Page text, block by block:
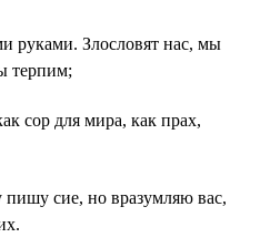
руками. Злословят нас, мы
терпим;
сор для мира, как прах,
сие, но вразумляю вас,